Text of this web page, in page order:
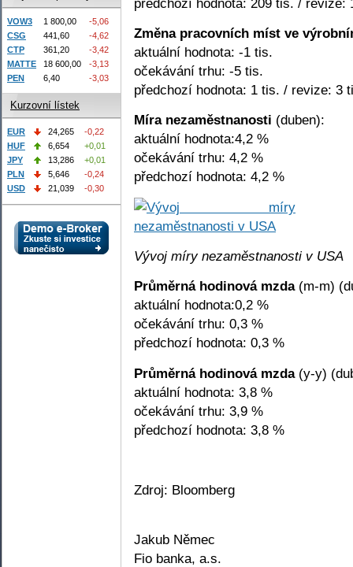
Změna pracovních míst ve
aktuální hodnota: -1 tis.
očekávání trhu: -5 tis.
předchozí hodnota: 1 tis. / revize: 3
Míra nezaměstnanosti (duben):
aktuální hodnota:4,2 %
očekávání trhu: 4,2 %
předchozí hodnota: 4,2 %
Vývoj míry nezaměstnanosti v USA
Průměrná hodinová mzda(m-m)
aktuální hodnota:0,2 %
očekávání trhu: 0,3 %
předchozí hodnota: 0,3 %
Průměrná hodinová mzda(y-y)
aktuální hodnota: 3,8 %
očekávání trhu: 3,9 %
předchozí hodnota: 3,8 %
Zdroj: Bloomberg
Jakub Němec
Fio banka, a.s.
VOW3 1 800,00
-5,06
CSG
441,60
-4,62
CTP
361,20
-3,42
MATTE
18 600,00
-3,13
PEN
6,40 -3,03
Kurzovní lístek
EUR 24,265
-0,22
HUF
6,654
+0,01
JPY
13,286
+0,01
PLN
5,646
-0,24
USD
21,039 -0,30